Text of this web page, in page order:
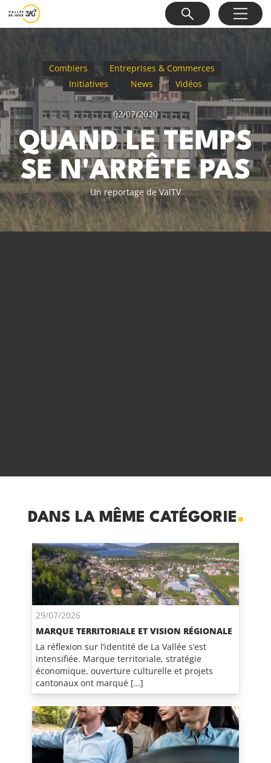
Combiers
Entreprises & Commerces
Initiatives
News Vidéos
02/07/2020
QUAND LE TEMPS
SE N'ARRÊTE PAS
Un reportage de ValTV
DANS LA MÊME CATÉGORIE
29/07/2026
MARQUE TERRITORIALE ET VISION RÉGIONALE
La réflexion sur l’identité de La Vallée s’est
intensifiée. Marque territoriale, stratégie
économique, ouverture culturelle et projets
cantonaux ont marqué […]